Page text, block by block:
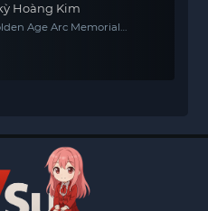
Hoàng Kim
Age Arc Memorial